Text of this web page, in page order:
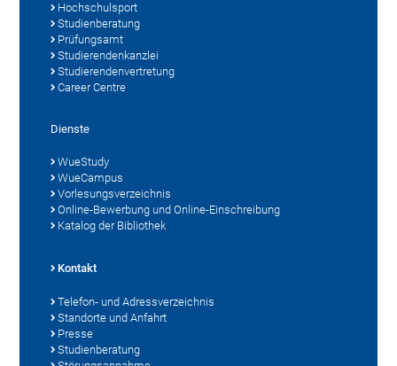
Hochschulsport
Studienberatung
Prüfungsamt
Studierendenkanzlei
Studierendenvertretung
Career Centre
Dienste
WueStudy
WueCampus
Vorlesungsverzeichnis
Online-Bewerbung und Online-Einschreibung
Katalog der Bibliothek
Kontakt
Telefon- und Adressverzeichnis
Standorte und Anfahrt
Presse
Studienberatung